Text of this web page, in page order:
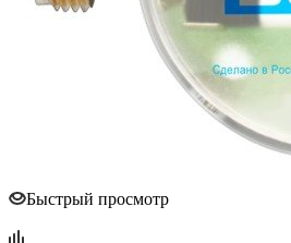
Быстрый просмотр